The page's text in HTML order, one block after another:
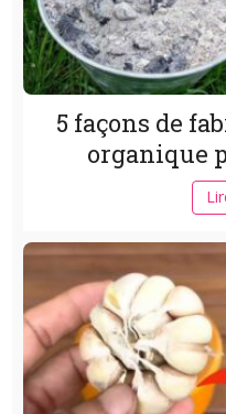
5 façons de
organique